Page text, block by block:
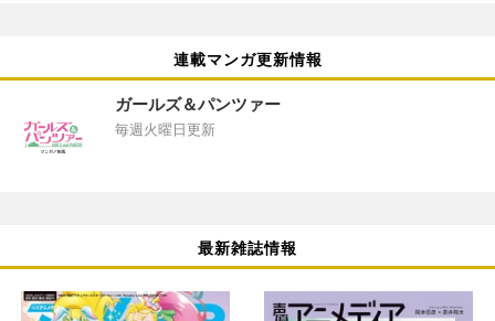
連載マンガ更新情報
ガールズ＆パンツァー
毎週火曜日更新
最新雑誌情報